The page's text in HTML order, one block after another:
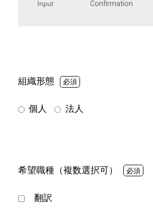
Input Confirmation
組織形態
個人 法人
希望職種（複数選択可）
翻訳